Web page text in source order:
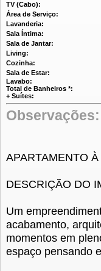
TV (Cabo):
Área de Serviço:
Lavanderia:
Sala Íntima:
Sala de Jantar:
Living:
Cozinha:
Sala de Estar:
Lavabo:
Total de Banheiros *:
+ Suítes:
Observações:
APARTAMENTO
DESCRIÇÃO DO
Um
acabamento,
momentos em
espaço pensando